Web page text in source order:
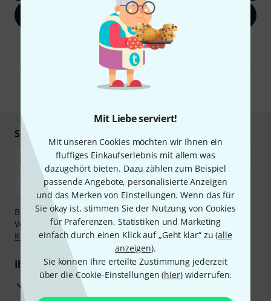
Mit Liebe serviert!
Mit unseren Cookies möchten wir Ihnen ein
fluffiges Einkaufserlebnis mit allem was
dazugehört bieten. Dazu zählen zum Beispiel
passende Angebote, personalisierte Anzeigen
und das Merken von Einstellungen. Wenn das für
Sie okay ist, stimmen Sie der Nutzung von Cookies
für Präferenzen, Statistiken und Marketing
einfach durch einen Klick auf „Geht klar“ zu (alle
anzeigen).
Sie können Ihre erteilte Zustimmung jederzeit
über die Cookie-Einstellungen (hier) widerrufen.
Jetzt anmelden
Mit Klick auf „Jetzt anmelden“ stimmen Sie dem Erhalt von E-Mail-
Werbung und einer Messung des E-Mail-Nutzungsverhaltens zu. Die
Abmeldung ist jederzeit möglich. Weitere Informationen finden Sie in
unserenDatenschutzhinweisen
* Pflichtfeld
Sicher einkaufen & bezahlen
Bezahlen Sie vertraulich und sicher per Nachnahme,
Vorkasse, PayPal, Amazon Pay,Klarna Sofort bezahlen
Klarna Ratenzahlungoder Kreditkarte.
Ihre Vorteile
3 Jahre Thomann Garantie